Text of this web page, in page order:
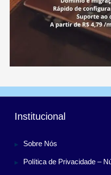
Institucional
Sobre Nós
Política de Privacidade –